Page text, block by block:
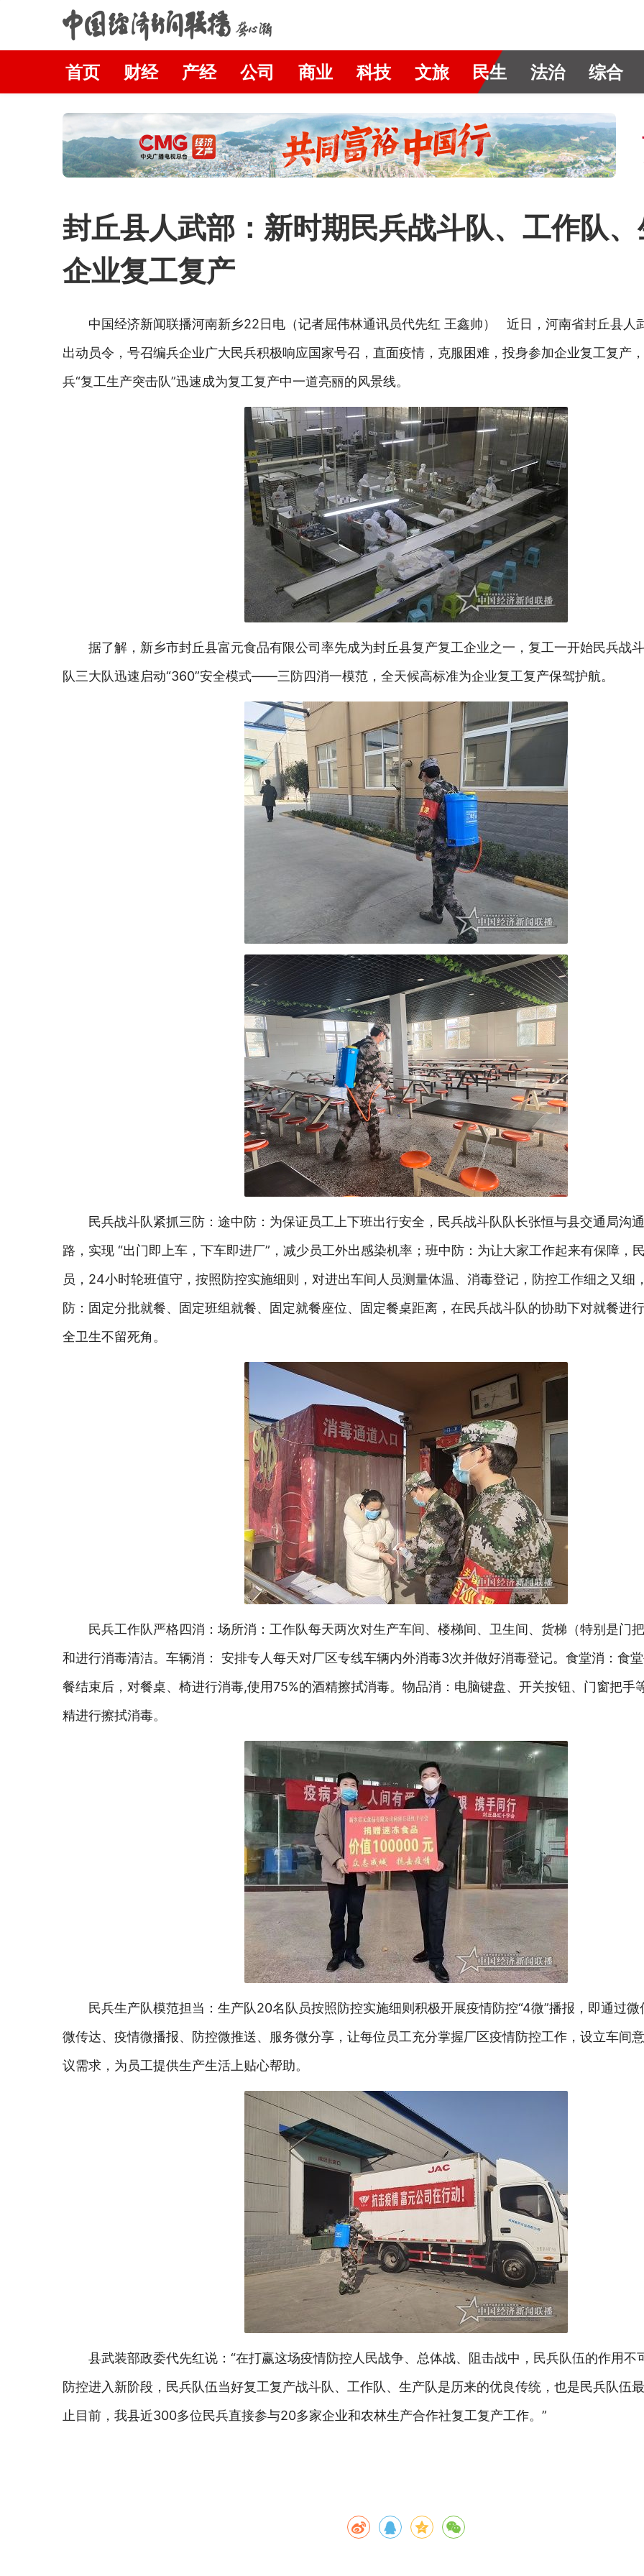
首页 财经 产经 公司 商业 科技 文旅 民生 法治 综合
封丘县人武部：新时期民兵战斗队、工作队
企业复工复产
中国经济新闻联播河南新乡22日电（记者屈伟林通讯员代先红 王鑫帅） 近日，河南省封丘县人
出动员令，号召编兵企业广大民兵积极响应国家号召，直面疫情，克服困难，投身参加企业复工复产
兵“复工生产突击队”迅速成为复工复产中一道亮丽的风景线。
据了解，新乡市封丘县富元食品有限公司率先成为封丘县复产复工企业之一，复工一开始民兵战
队三大队迅速启动“360”安全模式——三防四消一模范，全天候高标准为企业复工复产保驾护航。
民兵战斗队紧抓三防：途中防：为保证员工上下班出行安全，民兵战斗队队长张恒与县交通局沟
路，实现 “出门即上车，下车即进厂”，减少员工外出感染机率；班中防：为让大家工作起来有保障，
员，24小时轮班值守，按照防控实施细则，对进出车间人员测量体温、消毒登记，防控工作细之又细
防：固定分批就餐、固定班组就餐、固定就餐座位、固定餐桌距离，在民兵战斗队的协助下对就餐进
全卫生不留死角。
民兵工作队严格四消：场所消：工作队每天两次对生产车间、楼梯间、卫生间、货梯（特别是门
和进行消毒清洁。车辆消： 安排专人每天对厂区专线车辆内外消毒3次并做好消毒登记。食堂消：食
餐结束后，对餐桌、椅进行消毒,使用75%的酒精擦拭消毒。物品消：电脑键盘、开关按钮、门窗把手
精进行擦拭消毒。
民兵生产队模范担当：生产队20名队员按照防控实施细则积极开展疫情防控“4微”播报，即通过
微传达、疫情微播报、防控微推送、服务微分享，让每位员工充分掌握厂区疫情防控工作，设立车间
议需求，为员工提供生产生活上贴心帮助。
县武装部政委代先红说：“在打赢这场疫情防控人民战争、总体战、阻击战中，民兵队伍的作用不
防控进入新阶段，民兵队伍当好复工复产战斗队、工作队、生产队是历来的优良传统，也是民兵队伍
止目前，我县近300多位民兵直接参与20多家企业和农林生产合作社复工复产工作。”